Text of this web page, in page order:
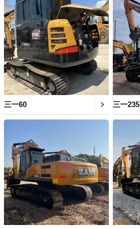
三一60 三一235